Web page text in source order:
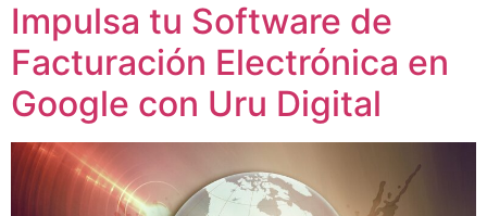
Impulsa tu Software de
Facturación Electrónica en
Google con Uru Digital